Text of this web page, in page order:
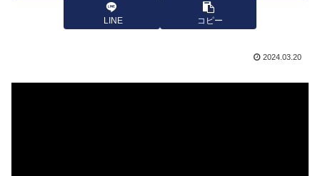
LINE コピー
2024.03.20